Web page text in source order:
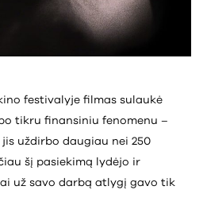
festivalyje filmas sulaukė
tikru finansiniu fenomenu –
uždirbo daugiau nei 250
šį pasiekimą lydėjo ir
už savo darbą atlygį gavo tik